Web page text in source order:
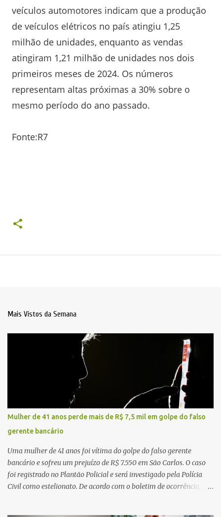
veículos automotores indicam que a produção
de veículos elétricos no país atingiu 1,25
milhão de unidades, enquanto as vendas
atingiram 1,21 milhão de unidades nos dois
primeiros meses de 2024. Os números
representam altas próximas a 30% sobre o
mesmo período do ano passado.
Fonte:R7
Mais Vistos da Semana
Mulher de 41 anos perde mais de R$ 7,5 mil em golpe do falso
gerente bancário
Uma mulher de 41 anos foi vítima do golpe do falso gerente
bancário e sofreu um prejuízo de R$ 7.550 em São Carlos. O caso
foi registrado no Plantão Policial e será investigado pela Polícia
Civil como estelionato. De acordo com o boletim de ocorrência, a